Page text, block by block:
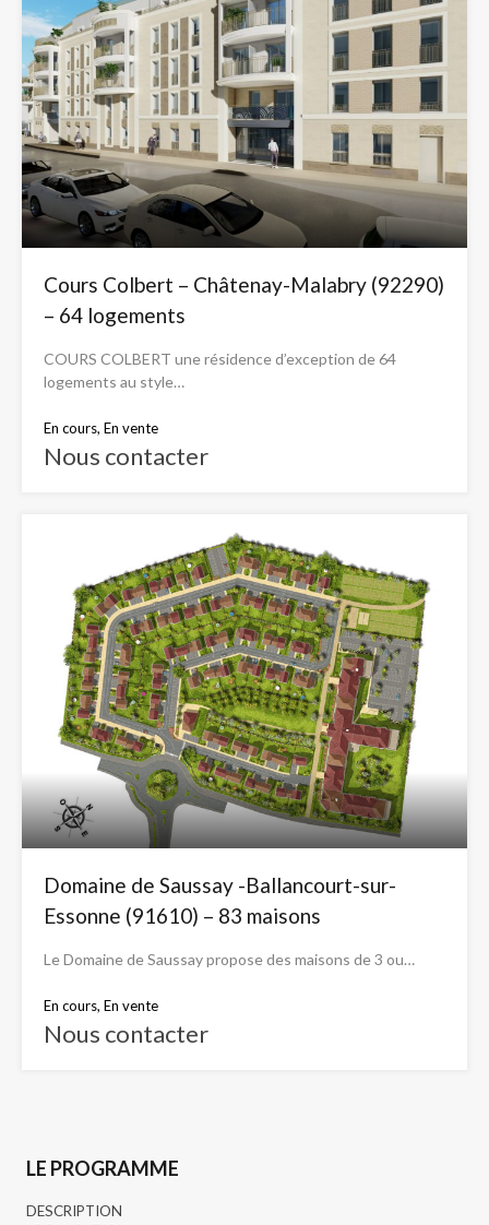
Cours Colbert – Châtenay-Malabry (92290)
– 64 logements
COURS COLBERT une résidence d’exception de 64
logements au style…
En cours, En vente
Nous contacter
Domaine de Saussay -Ballancourt-sur-
Essonne (91610) – 83 maisons
Le Domaine de Saussay propose des maisons de 3 ou…
En cours, En vente
Nous contacter
LE PROGRAMME
DESCRIPTION